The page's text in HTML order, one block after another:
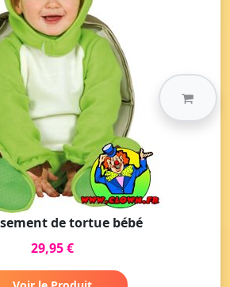
de tortue bébé
29,95 €